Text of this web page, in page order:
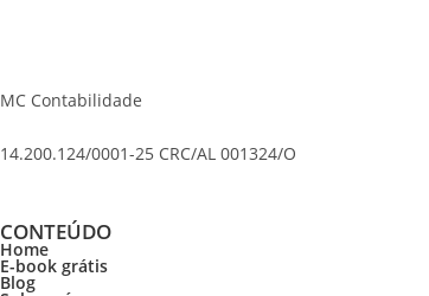
MC Contabilidade
14.200.124/0001-25 CRC/AL 001324/O
CONTEÚDO
Home
E-book grátis
Blog